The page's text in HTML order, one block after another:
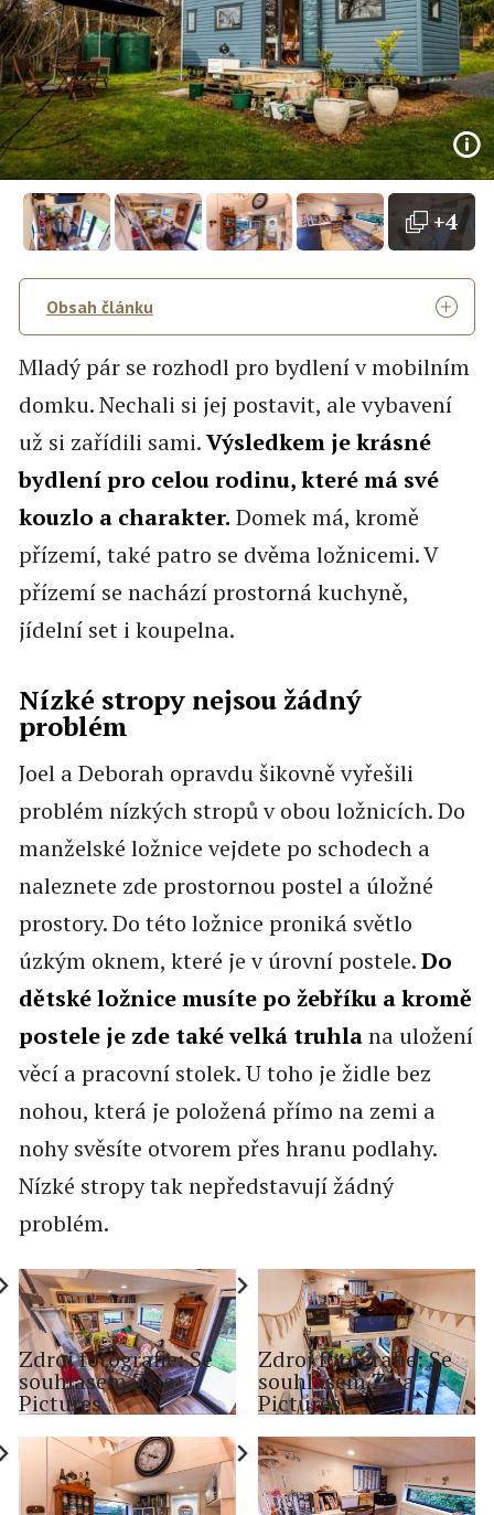
+4
Obsah článku
Mladý pár se rozhodl pro bydlení v mobilním
domku. Nechali si jej postavit, ale vybavení
už si zařídili sami.Výsledkem je krásné
bydlení pro celou rodinu, které má své
kouzlo a charakter. Domek má, kromě
přízemí, také patro se dvěma ložnicemi. V
přízemí se nachází prostorná kuchyně,
jídelní set i koupelna.
Nízké stropy nejsou žádný
problém
Joel a Deborah opravdu šikovně vyřešili
problém nízkých stropů v obou ložnicích. Do
manželské ložnice vejdete po schodech a
naleznete zde prostornou postel a úložné
prostory. Do této ložnice proniká světlo
úzkým oknem, které je v úrovní postele.Do
dětské ložnice musíte po žebříku a kromě
postele je zde také velká truhlana uložení
věcí a pracovní stolek. U toho je židle bez
nohou, která je položená přímo na zemi a
nohy svěsíte otvorem přes hranu podlahy.
Nízké stropy tak nepředstavují žádný
problém.
Zdroj fotografie: Se
souhlasem Zyia
Pictures
Zdroj fotografie: Se
souhlasem Zyia
Pictures